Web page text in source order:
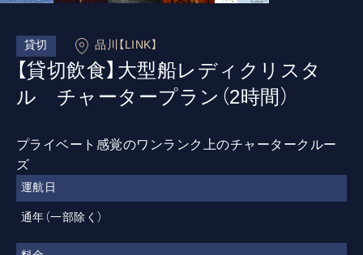
料金
2時間 チャーター料金
ビュッフェ料理限定
13,000円〜17,000円（お一人
スタンダードプラン
19,000円（お一人様）
スーペリアプラン
23,000円（お一人様）
デラックスプラン
※プラン料金には、乗船料、お料理、消費税、サービス料が含まれています。